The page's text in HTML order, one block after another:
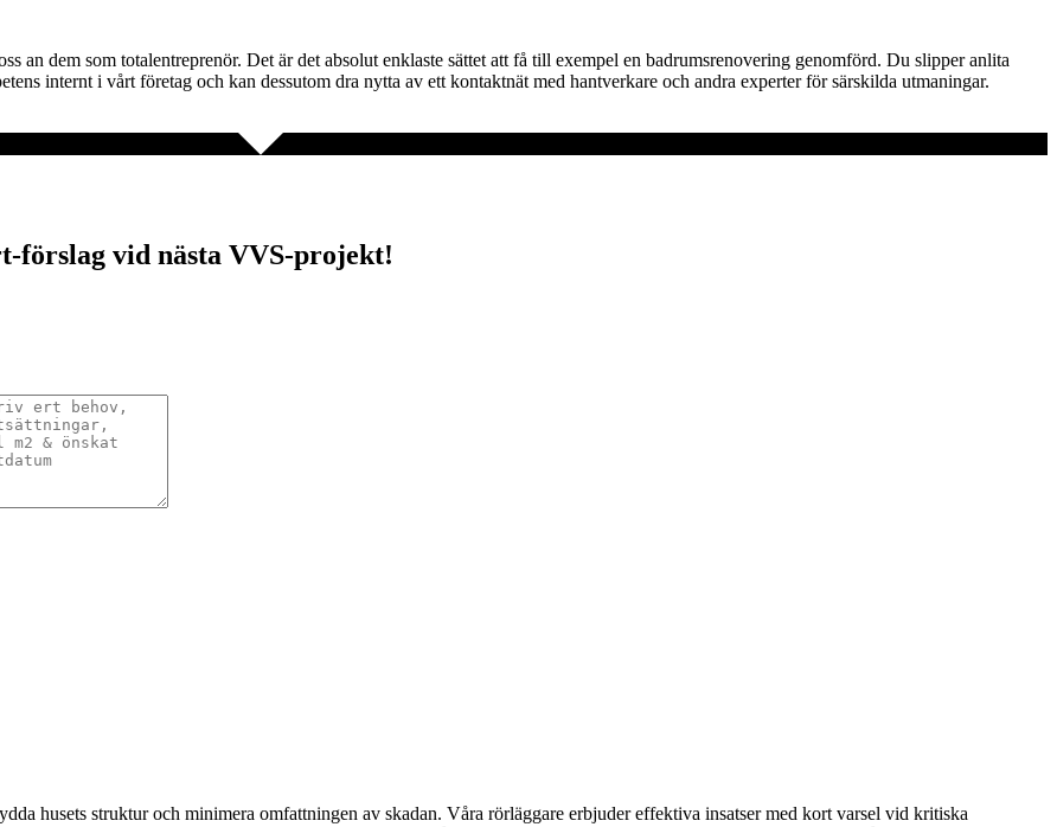
an dem som totalentreprenör. Det är det absolut enklaste sättet att få till exempel en badrumsrenovering genomförd. Du slipper anlita
internt i vårt företag och kan dessutom dra nytta av ett kontaktnät med hantverkare och andra experter för särskilda utmaningar.
förslag vid nästa VVS-projekt!
husets struktur och minimera omfattningen av skadan. Våra rörläggare erbjuder effektiva insatser med kort varsel vid kritiska